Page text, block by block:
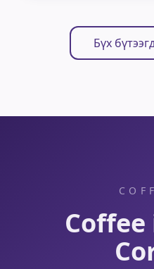
Бүх
Coffee